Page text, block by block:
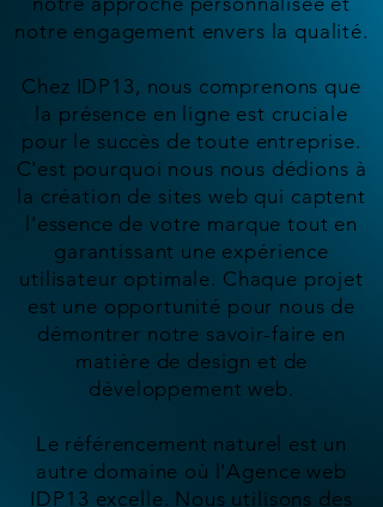
notre engagement envers la qualité.
Chez IDP13, nous comprenons que
la présence en ligne est cruciale
pour le succès de toute entreprise.
C'est pourquoi nous nous dédions à
la création de sites web qui captent
l'essence de votre marque tout en
garantissant une expérience
utilisateur optimale. Chaque projet
est une opportunité pour nous de
démontrer notre savoir-faire en
matière de design et de
développement web.
Le référencement naturel est un
autre domaine où l'Agence web
IDP13 excelle. Nous utilisons des